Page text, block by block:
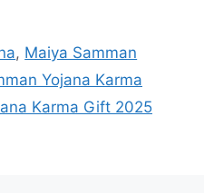
, Maiya Samman
Yojana Karma
Karma Gift 2025